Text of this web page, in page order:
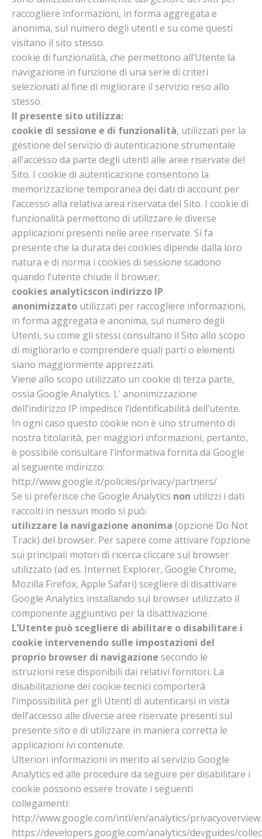
raccogliere informazioni, in forma aggregata e
anonima, sul numero degli utenti e su come questi
visitano il sito stesso.
cookie di funzionalità, che permettono all’Utente la
navigazione in funzione di una serie di criteri
selezionati al fine di migliorare il servizio reso allo
stesso.
Il presente sito utilizza:
cookie di sessione e di funzionalità, utilizzati per la
gestione del servizio di autenticazione strumentale
all’accesso da parte degli utenti alle aree riservate del
Sito. I cookie di autenticazione consentono la
memorizzazione temporanea dei dati di account per
l’accesso alla relativa area riservata del Sito. I cookie di
funzionalità permettono di utilizzare le diverse
applicazioni presenti nelle aree riservate. Si fa
presente che la durata dei cookies dipende dalla loro
natura e di norma i cookies di sessione scadono
quando l’utente chiude il browser;
cookies analyticscon indirizzo IP
anonimizzato utilizzati per raccogliere informazioni,
in forma aggregata e anonima, sul numero degli
Utenti, su come gli stessi consultano il Sito allo scopo
di migliorarlo e comprendere quali parti o elementi
siano maggiormente apprezzati.
Viene allo scopo utilizzato un cookie di terza parte,
ossia Google Analytics. L’ anonimizzazione
dell’indirizzo IP impedisce l’identificabilità dell’utente.
In ogni caso questo cookie non è uno strumento di
nostra titolarità, per maggiori informazioni, pertanto,
è possibile consultare l’informativa fornita da Google
al seguente indirizzo:
http://www.google.it/policies/privacy/partners/
Se si preferisce che Google Analytics non utilizzi i dati
raccolti in nessun modo si può:
utilizzare la navigazione anonima (opzione Do Not
Track) del browser. Per sapere come attivare l’opzione
sui principali motori di ricerca cliccare sul browser
utilizzato (ad es. Internet Explorer, Google Chrome,
Mozilla Firefox, Apple Safari) scegliere di disattivare
Google Analytics installando sul browser utilizzato il
componente aggiuntivo per la disattivazione.
L’Utente può scegliere di abilitare o disabilitare i
cookie intervenendo sulle impostazioni del
proprio browser di navigazione secondo le
istruzioni rese disponibili dai relativi fornitori. La
disabilitazione dei cookie tecnici comporterà
l’impossibilità per gli Utenti di autenticarsi in vista
dell’accesso alle diverse aree riservate presenti sul
presente sito e di utilizzare in maniera corretta le
applicazioni ivi contenute.
Ulteriori informazioni in merito al servizio Google
Analytics ed alle procedure da seguire per disabilitare i
cookie possono essere trovate i seguenti
collegamenti:
http://www.google.com/intl/en/analytics/
https://developers.google.com/analytics/devguides/